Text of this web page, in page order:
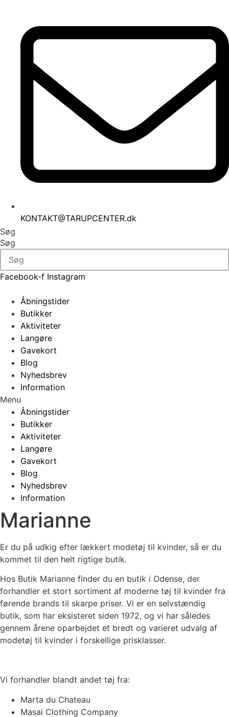
indhold
KONTAKT@TARUPCENTER.dk
Søg
Søg
Facebook-f Instagram
Åbningstider
Butikker
Aktiviteter
Langøre
Gavekort
Blog
Nyhedsbrev
Information
Menu
Åbningstider
Butikker
Aktiviteter
Langøre
Gavekort
Blog
Nyhedsbrev
Information
Marianne
Er du på udkig efter lækkert modetøj til kvinder, så er du
kommet til den helt rigtige butik.
Hos Butik Marianne finder du en butik i Odense, der
forhandler et stort sortiment af moderne tøj til kvinder fra
førende brands til skarpe priser. Vi er en selvstændig
butik, som har eksisteret siden 1972, og vi har således
gennem årene oparbejdet et bredt og varieret udvalg af
modetøj til kvinder i forskellige prisklasser.
Vi forhandler blandt andet tøj fra:
Marta du Chateau
Masai Clothing Company